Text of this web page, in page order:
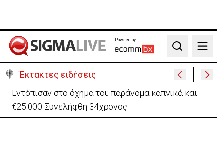
Powered by:
Search
Έκτακτες ειδήσεις
Κατάρρευση τμήματος του μεγαλύτερου
χρυσωρυχείου της Αιγύπτου – Νεκρός εργάτης